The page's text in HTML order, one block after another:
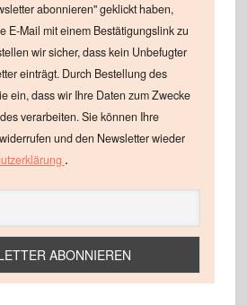
abonnieren" geklickt haben,
E-Mail mit einem Bestätigungslink zu
wir sicher, dass kein Unbefugter
einträgt. Durch Bestellung des
ein, dass wir Ihre Daten zum Zwecke
verarbeiten. Sie können Ihre
und den Newsletter wieder
.